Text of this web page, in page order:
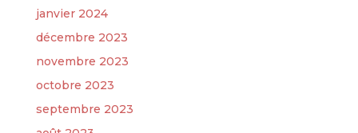
janvier 2024
décembre 2023
novembre 2023
octobre 2023
septembre 2023